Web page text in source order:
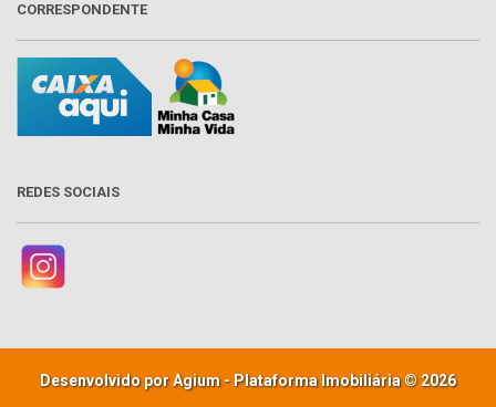
CORRESPONDENTE
REDES SOCIAIS
Desenvolvido por Agium - Plataforma Imobiliária © 2026